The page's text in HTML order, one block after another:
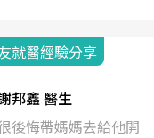
就醫經驗分享
邦鑫 醫生
後悔帶媽媽去給他開